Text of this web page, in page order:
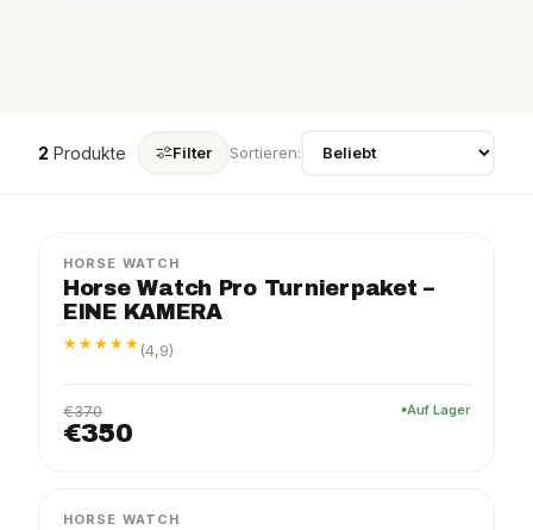
2 Produkte Filter Sortieren:
−5%
HORSE WATCH
Horse Watch Pro Turnierpaket –
EINE KAMERA
★★★★★ (4,9)
€370
€350
Auf Lager
−5%
HORSE WATCH